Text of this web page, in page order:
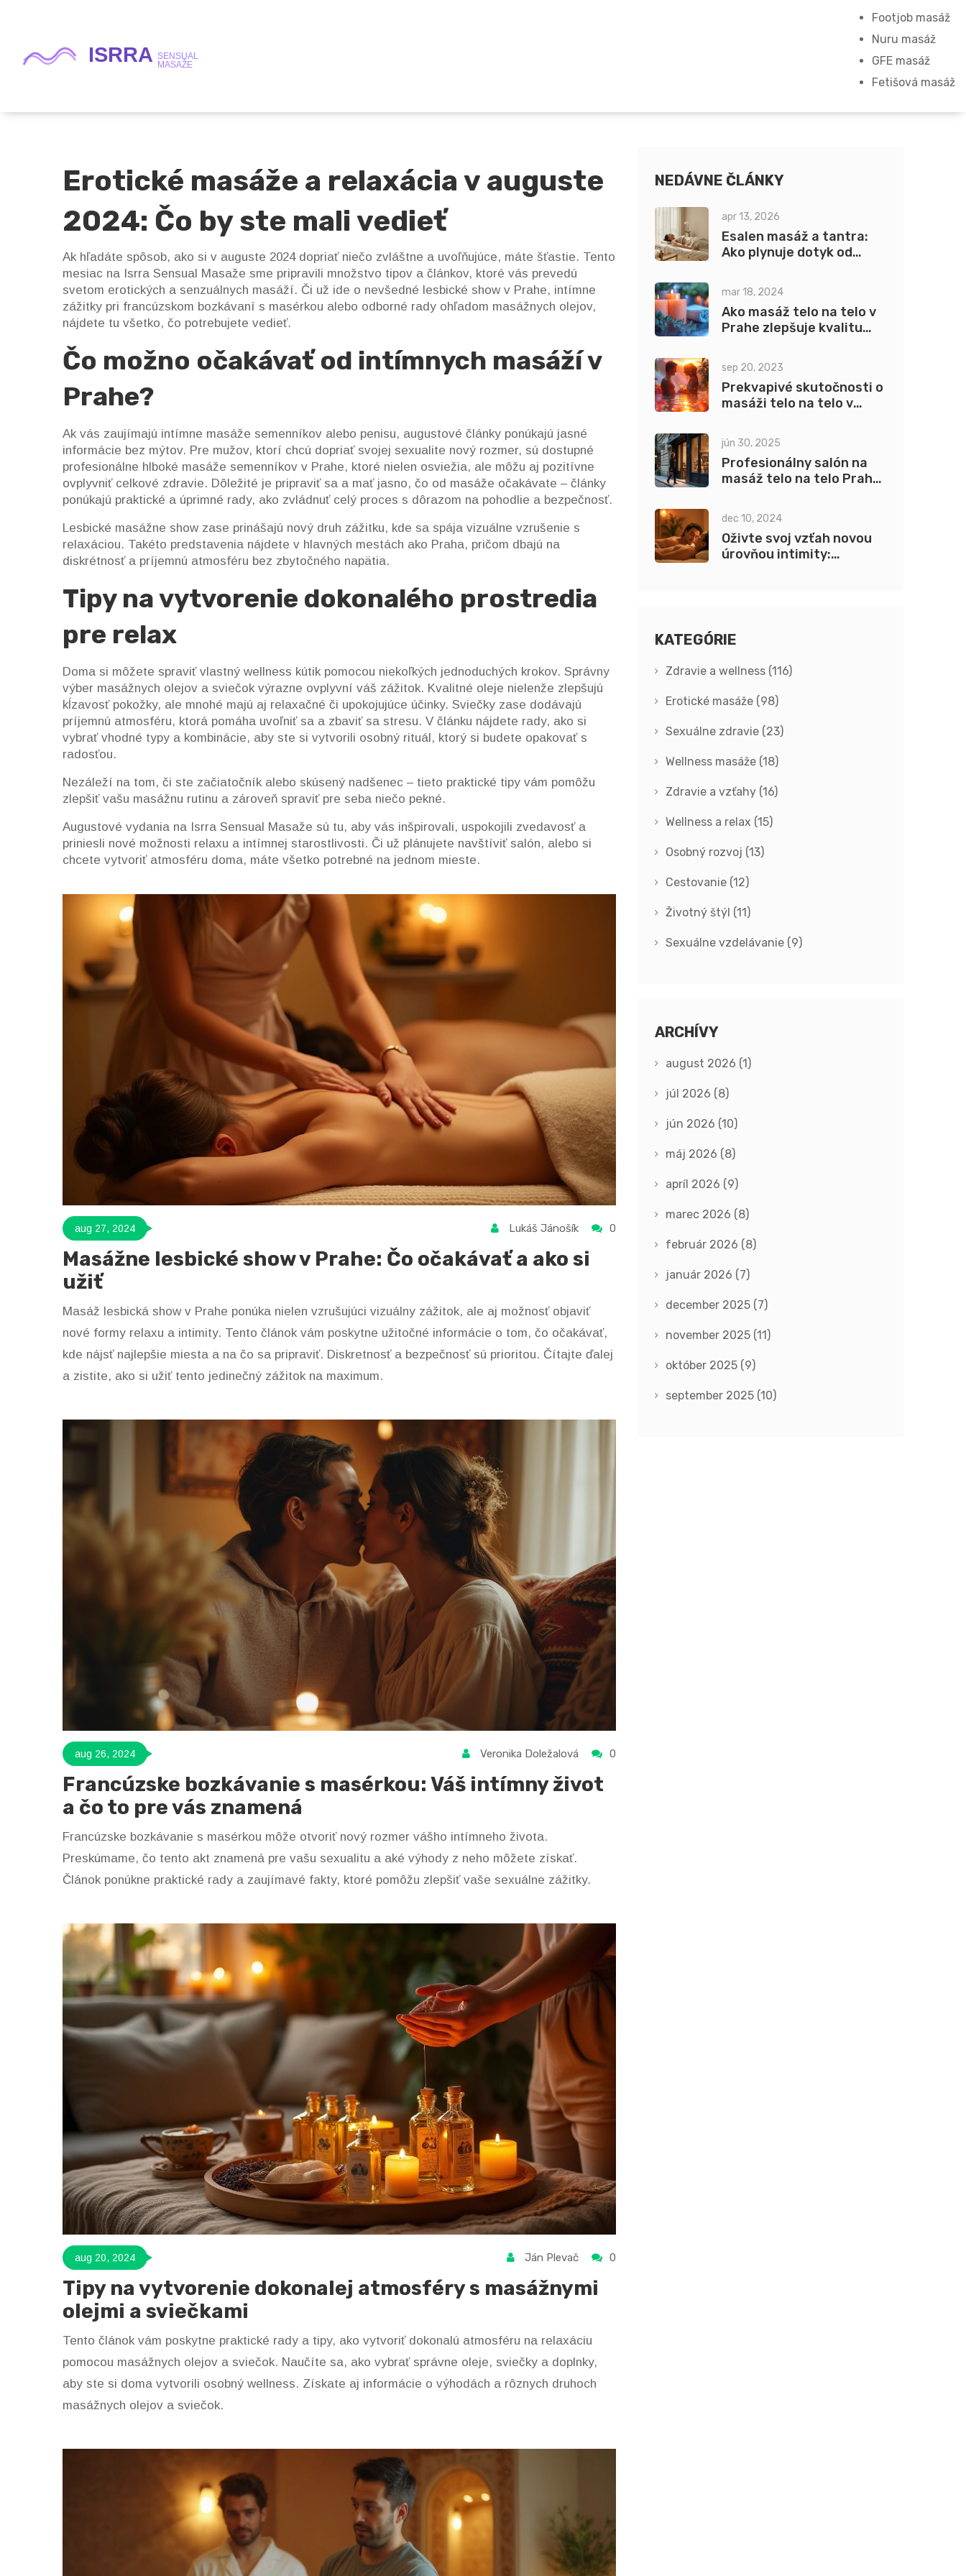
Footjob masáž
Nuru masáž
GFE masáž
Fetišová masáž
Erotické masáže a relaxácia v auguste
2024: Čo by ste mali vedieť
Ak hľadáte spôsob, ako si v auguste 2024 dopriať niečo zvláštne a uvoľňujúce, máte šťastie. Tento
mesiac na Isrra Sensual Masaže sme pripravili množstvo tipov a článkov, ktoré vás prevedú
svetom erotických a senzuálnych masáží. Či už ide o nevšedné lesbické show v Prahe, intímne
zážitky pri francúzskom bozkávaní s masérkou alebo odborné rady ohľadom masážnych olejov,
nájdete tu všetko, čo potrebujete vedieť.
Čo možno očakávať od intímnych masáží v
Prahe?
Ak vás zaujímajú intímne masáže semenníkov alebo penisu, augustové články ponúkajú jasné
informácie bez mýtov. Pre mužov, ktorí chcú dopriať svojej sexualite nový rozmer, sú dostupné
profesionálne hlboké masáže semenníkov v Prahe, ktoré nielen osviežia, ale môžu aj pozitívne
ovplyvniť celkové zdravie. Dôležité je pripraviť sa a mať jasno, čo od masáže očakávate – články
ponúkajú praktické a úprimné rady, ako zvládnuť celý proces s dôrazom na pohodlie a bezpečnosť.
Lesbické masážne show zase prinášajú nový druh zážitku, kde sa spája vizuálne vzrušenie s
relaxáciou. Takéto predstavenia nájdete v hlavných mestách ako Praha, pričom dbajú na
diskrétnosť a príjemnú atmosféru bez zbytočného napätia.
Tipy na vytvorenie dokonalého prostredia
pre relax
Doma si môžete spraviť vlastný wellness kútik pomocou niekoľkých jednoduchých krokov. Správny
výber masážnych olejov a sviečok výrazne ovplyvní váš zážitok. Kvalitné oleje nielenže zlepšujú
kĺzavosť pokožky, ale mnohé majú aj relaxačné či upokojujúce účinky. Sviečky zase dodávajú
príjemnú atmosféru, ktorá pomáha uvoľniť sa a zbaviť sa stresu. V článku nájdete rady, ako si
vybrať vhodné typy a kombinácie, aby ste si vytvorili osobný rituál, ktorý si budete opakovať s
radosťou.
Nezáleží na tom, či ste začiatočník alebo skúsený nadšenec – tieto praktické tipy vám pomôžu
zlepšiť vašu masážnu rutinu a zároveň spraviť pre seba niečo pekné.
Augustové vydania na Isrra Sensual Masaže sú tu, aby vás inšpirovali, uspokojili zvedavosť a
priniesli nové možnosti relaxu a intímnej starostlivosti. Či už plánujete navštíviť salón, alebo si
chcete vytvoriť atmosféru doma, máte všetko potrebné na jednom mieste.
aug 27, 2024 Lukáš Jánošík 0
Masážne lesbické show v Prahe: Čo očakávať a ako si
užiť
Masáž lesbická show v Prahe ponúka nielen vzrušujúci vizuálny zážitok, ale aj možnosť objaviť
nové formy relaxu a intimity. Tento článok vám poskytne užitočné informácie o tom, čo očakávať,
kde nájsť najlepšie miesta a na čo sa pripraviť. Diskretnosť a bezpečnosť sú prioritou. Čítajte ďalej
a zistite, ako si užiť tento jedinečný zážitok na maximum.
aug 26, 2024 Veronika Doležalová 0
Francúzske bozkávanie s masérkou: Váš intímny život
a čo to pre vás znamená
Francúzske bozkávanie s masérkou môže otvoriť nový rozmer vášho intímneho života.
Preskúmame, čo tento akt znamená pre vašu sexualitu a aké výhody z neho môžete získať.
Článok ponúkne praktické rady a zaujímavé fakty, ktoré pomôžu zlepšiť vaše sexuálne zážitky.
aug 20, 2024 Ján Plevač 0
Tipy na vytvorenie dokonalej atmosféry s masážnymi
olejmi a sviečkami
Tento článok vám poskytne praktické rady a tipy, ako vytvoriť dokonalú atmosféru na relaxáciu
pomocou masážnych olejov a sviečok. Naučíte sa, ako vybrať správne oleje, sviečky a doplnky,
aby ste si doma vytvorili osobný wellness. Získate aj informácie o výhodách a rôznych druhoch
masážnych olejov a sviečok.
NEDÁVNE ČLÁNKY
apr 13, 2026
Esalen masáž a tantra:
Ako plynuje dotyk od
mar 18, 2024
Ako masáž telo na telo v
Prahe zlepšuje kvalitu
sep 20, 2023
Prekvapivé skutočnosti o
masáži telo na telo v
jún 30, 2025
Profesionálny salón na
masáž telo na telo Praha:
dec 10, 2024
Oživte svoj vzťah novou
úrovňou intimity:
KATEGÓRIE
Zdravie a wellness (116)
Erotické masáže (98)
Sexuálne zdravie (23)
Wellness masáže (18)
Zdravie a vzťahy (16)
Wellness a relax (15)
Osobný rozvoj (13)
Cestovanie (12)
Životný štýl (11)
Sexuálne vzdelávanie (9)
ARCHÍVY
august 2026 (1)
júl 2026 (8)
jún 2026 (10)
máj 2026 (8)
apríl 2026 (9)
marec 2026 (8)
február 2026 (8)
január 2026 (7)
december 2025 (7)
november 2025 (11)
október 2025 (9)
september 2025 (10)